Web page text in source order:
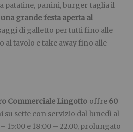
patatine, panini, burger taglia il
grande festa aperta al
di galletto per tutti fino alle
al tavolo e take away fino alle
Commerciale Lingotto offre 60
su sette con servizio dal lunedì al
15:00 e 18:00 – 22.00, prolungato